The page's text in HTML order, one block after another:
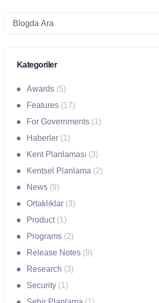
Search
Kategoriler
Awards (5)
Features (17)
For Governments (1)
Haberler (1)
Kent Planlaması (3)
Kentsel Planlama (2)
News (9)
Ortaklıklar (3)
Product (1)
Programs (2)
Release Notes (9)
Research (3)
Security (1)